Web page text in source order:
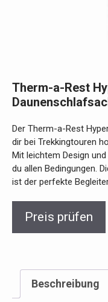
Therm-a-Rest
Der Therm-a-Rest
dir bei Trekkingtouren
Mit leichtem Design
du allen Bedingungen.
ist der perfekte
Preis prüfen
Beschreibung